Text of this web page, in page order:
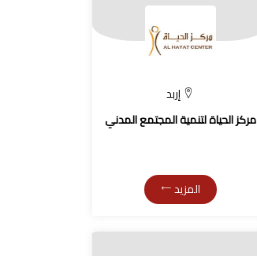
إربد
مركز الحياة لتنمية المجتمع المدني
المزيد